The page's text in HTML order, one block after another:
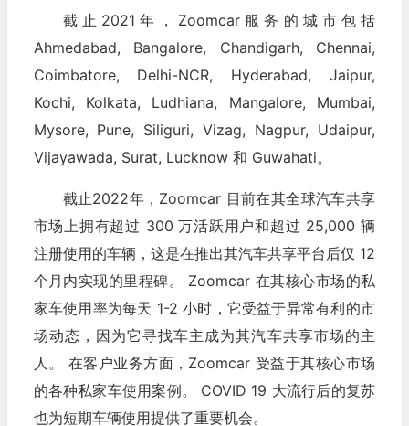
截止2021年，Zoomcar服务的城市包括
Ahmedabad, Bangalore, Chandigarh, Chennai,
Coimbatore, Delhi-NCR, Hyderabad, Jaipur,
Kochi, Kolkata, Ludhiana, Mangalore, Mumbai,
Mysore, Pune, Siliguri, Vizag, Nagpur, Udaipur,
Vijayawada, Surat, Lucknow 和 Guwahati。
截止2022年，Zoomcar 目前在其全球汽车共享
市场上拥有超过 300 万活跃用户和超过 25,000 辆
注册使用的车辆，这是在推出其汽车共享平台后仅 12
个月内实现的里程碑。 Zoomcar 在其核心市场的私
家车使用率为每天 1-2 小时，它受益于异常有利的市
场动态，因为它寻找车主成为其汽车共享市场的主
人。 在客户业务方面，Zoomcar 受益于其核心市场
的各种私家车使用案例。 COVID 19 大流行后的复苏
也为短期车辆使用提供了重要机会。